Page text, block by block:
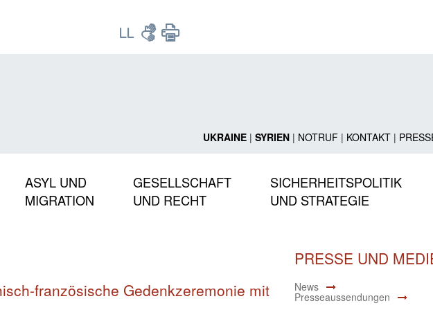
UKRAINE| SYRIEN| NOTRUF| KONTAKT|
ASYL UND
MIGRATION
GESELLSCHAFT
UND RECHT
SICHERHEITSPOLITIK
UND STRATEGIE
französische Gedenkzeremonie mit
PRESSE UND
News
Presseaussendungen